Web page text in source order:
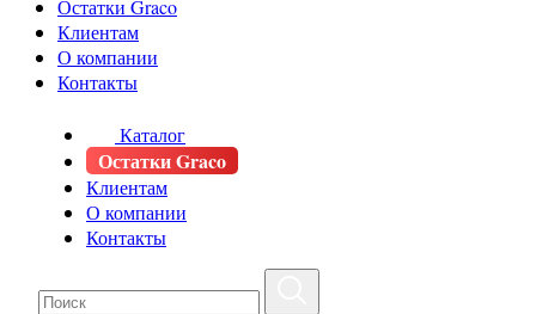
Остатки Graco
Клиентам
О компании
Контакты
Каталог
Остатки Graco
Клиентам
О компании
Контакты